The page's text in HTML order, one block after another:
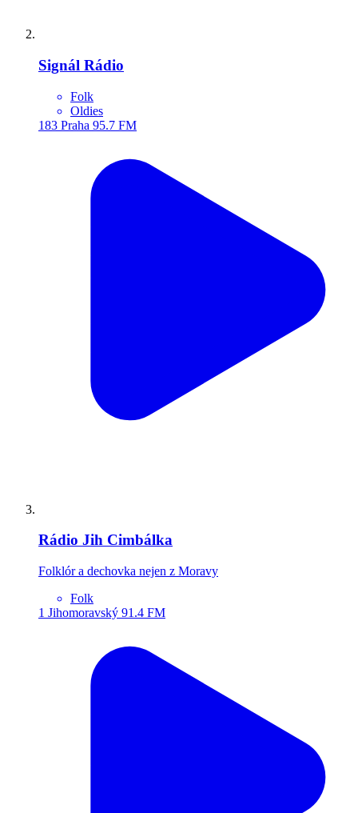
Signál Rádio
Folk
Oldies
183 Praha 95.7 FM
Rádio Jih Cimbálka
Folklór a dechovka nejen z Moravy
Folk
1 Jihomoravský 91.4 FM